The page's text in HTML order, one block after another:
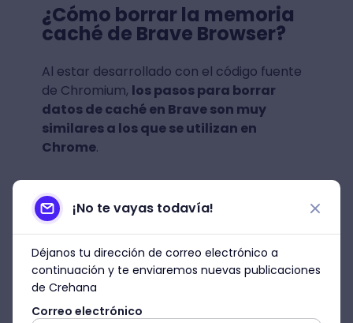
¿Cómo borrar la memoria
caché de Brave Browser?
Al estar desarrollado con el código fuente
de Chromium, los pasos para borrar
datos de caché en Brave son muy
similares a los que se utilizan en
Chrome.
Estos son los pasos que debes seguir.
1. Para tomar un atajo presiona
2.Selecciona las opciones“Básico”,
tu preferencia
¡No te vayas todavía!
Déjanos tu dirección de correo electrónico a
continuación y te enviaremos nuevas publicaciones
de Crehana
Correo electrónico